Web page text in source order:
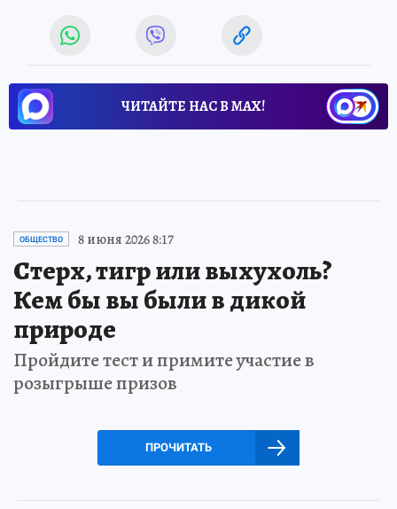
ЧИТАЙТЕ НАС В МАХ!
ОБЩЕСТВО 8 июня 2026 8:17
Стерх, тигр или выхухоль?
Кем бы вы были в дикой
природе
Пройдите тест и примите участие в
розыгрыше призов
ПРОЧИТАТЬ